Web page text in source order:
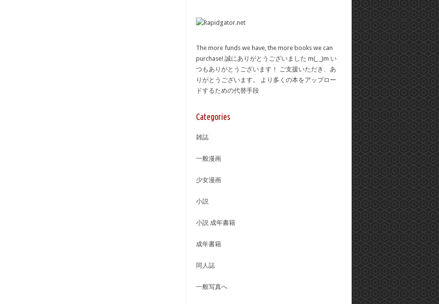
The more funds we have, the more books we can
purchase! 誠にありがとうございました m(_ _)m い
つもありがとうございます！ ご支援いただき、あ
りがとうございます。 より多くの本をアップロー
ドするための代替手段
Categories
雑誌
一般漫画
少女漫画
小説
小説 成年書籍
成年書籍
同人誌
一般写真へ